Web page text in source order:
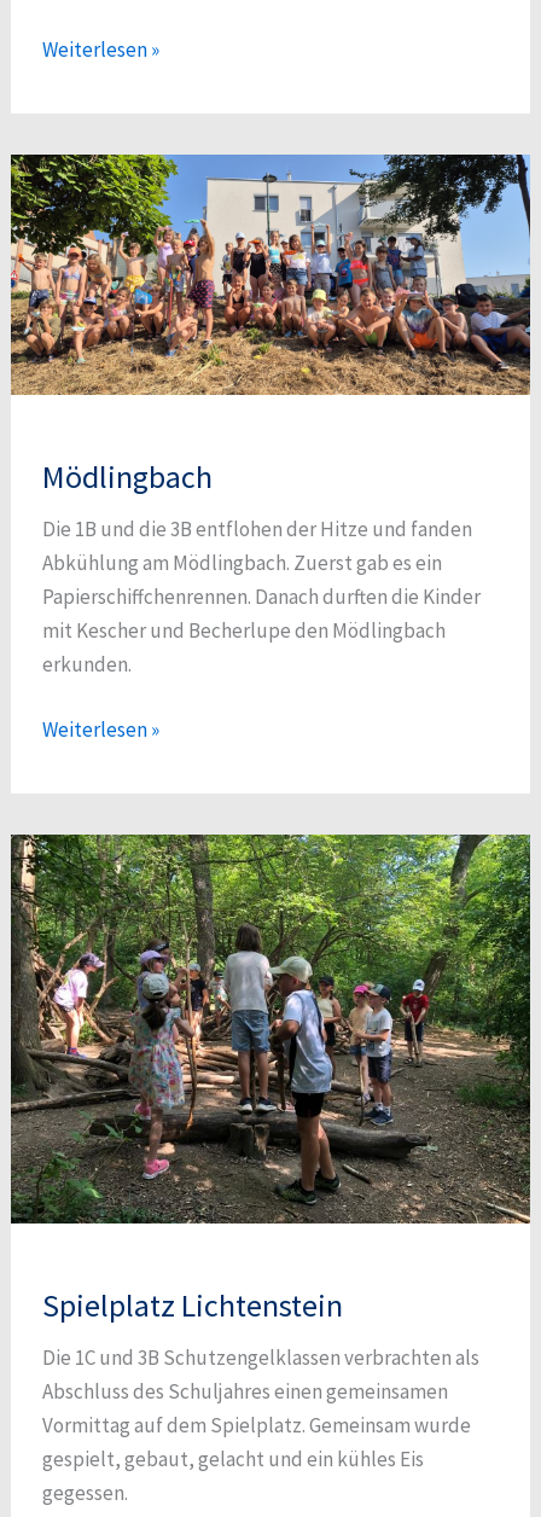
Ferienspieleröffnung
Weiterlesen »
Mödlingbach
Die 1B und die 3B entflohen der Hitze und fanden
Abkühlung am Mödlingbach. Zuerst gab es ein
Papierschiffchenrennen. Danach durften die Kinder
mit Kescher und Becherlupe den Mödlingbach
erkunden.
Mödlingbach
Weiterlesen »
Spielplatz Lichtenstein
Die 1C und 3B Schutzengelklassen verbrachten als
Abschluss des Schuljahres einen gemeinsamen
Vormittag auf dem Spielplatz. Gemeinsam wurde
gespielt, gebaut, gelacht und ein kühles Eis
gegessen.